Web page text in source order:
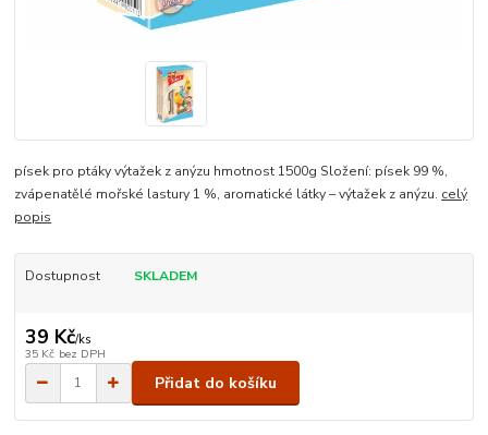
písek pro ptáky výtažek z anýzu hmotnost 1500g Složení: písek 99 %,
zvápenatělé mořské lastury 1 %, aromatické látky – výtažek z anýzu. celý
popis
Dostupnost SKLADEM
39 Kč/ks
35 Kč bez DPH
Přidat do košíku